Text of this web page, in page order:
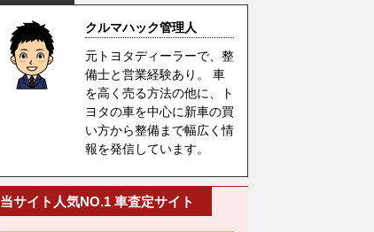
クルマハック管理人
元トヨタディーラーで、整
備士と営業経験あり。 車
を高く売る方法の他に、ト
ヨタの車を中心に新車の買
い方から整備まで幅広く情
報を発信しています。
当サイト人気NO.1 車査定サイト